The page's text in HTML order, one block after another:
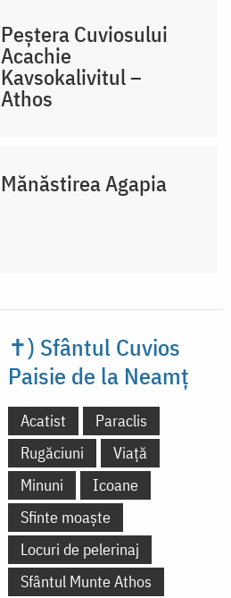
Peștera Cuviosului
Acachie
Kavsokalivitul –
Athos
Mănăstirea Agapia
✝) Sfântul Cuvios
Paisie de la Neamț
Acatist
Paraclis
Rugăciuni
Viață
Minuni
Icoane
Sfinte moaște
Locuri de pelerinaj
Sfântul Munte Athos